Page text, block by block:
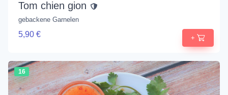
Tom chien gion
gebackene Garnelen
5,90 € +
16